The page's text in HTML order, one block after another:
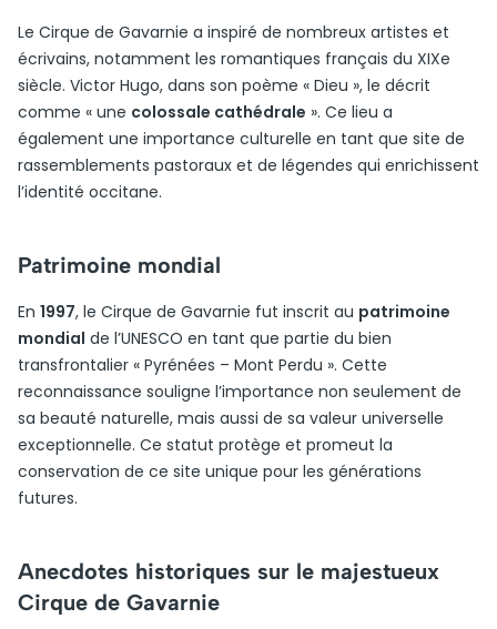
Le Cirque de Gavarnie a inspiré de nombreux artistes et
écrivains, notamment les romantiques français du XIXe
siècle. Victor Hugo, dans son poème « Dieu », le décrit
comme « une colossale cathédrale ». Ce lieu a
également une importance culturelle en tant que site de
rassemblements pastoraux et de légendes qui enrichissent
l’identité occitane.
Patrimoine mondial
En 1997, le Cirque de Gavarnie fut inscrit au patrimoine
mondial de l’UNESCO en tant que partie du bien
transfrontalier « Pyrénées – Mont Perdu ». Cette
reconnaissance souligne l’importance non seulement de
sa beauté naturelle, mais aussi de sa valeur universelle
exceptionnelle. Ce statut protège et promeut la
conservation de ce site unique pour les générations
futures.
Anecdotes historiques sur le majestueux
Cirque de Gavarnie